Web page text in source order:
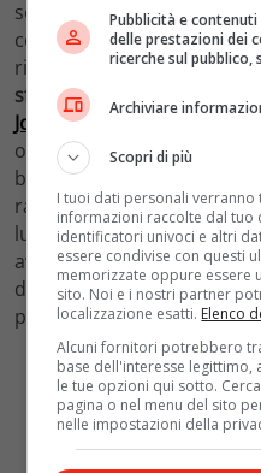
seguito con attenzione le
collezioni autunnali. Anche
rinuncia al contrasto e
sfumatura castagna.
Jolie
ha stupito la
Mostra
optando per una
biondo gioca di riflessi e di
radiosa e luminosa,
lunghezze e per
aveva rilanciato con un
delicato che richiama un
piace tanto alla nail art.
Pubblicità e
delle prestazioni dei
ricerche sul pubblico,
Archiviare
Scopri di più
I tuoi dati personali
informazioni raccolte dal tuo
identificatori univoci e altri
essere condivise con questi
memorizzate oppure essere
sito. Noi e i nostri partner
localizzazione esatti. Elenco
Alcuni fornitori potrebbero
base dell'interesse
le tue opzioni qui sotto.
pagina o nel menu del sito
nelle impostazioni della